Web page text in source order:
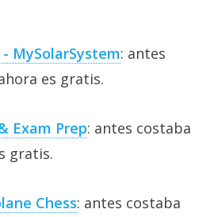
MySolarSystem: antes
es gratis.
Exam Prep: antes costaba
gratis.
Chess: antes costaba